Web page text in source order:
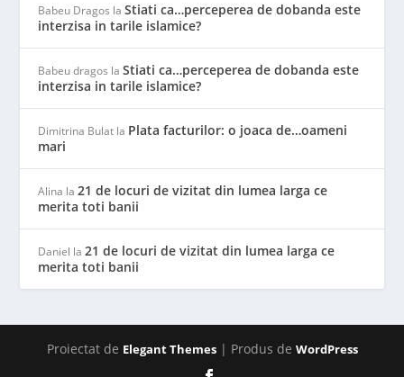
Babeu Dragos laStiati ca…perceperea de dobanda este
interzisa in tarile islamice?
Babeu dragos laStiati ca…perceperea de dobanda este
interzisa in tarile islamice?
Dimitrina Bulat la Plata facturilor: o joaca de…oameni
mari
Alina la21 de locuri de vizitat din lumea larga ce
merita toti banii
Daniel la21 de locuri de vizitat din lumea larga ce
merita toti banii
Proiectat de Elegant Themes| Produs de WordPress